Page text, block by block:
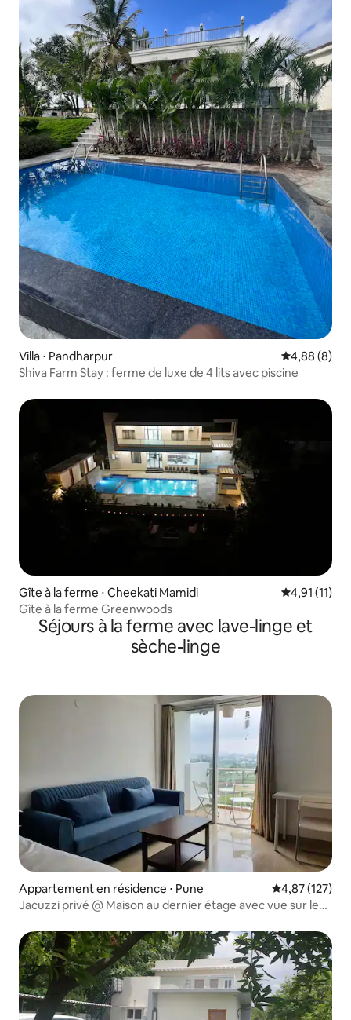
Villa ⋅ Pandharpur Évaluation
4,88 (8)
Shiva Farm Stay : ferme de luxe de 4 lits avec piscine
Gîte à la ferme ⋅ Cheekati Mamidi Évaluation
4,91 (11)
Gîte à la ferme Greenwoods
Séjours à la ferme avec lave-linge et
sèche-linge
Appartement en résidence ⋅ Pune Évaluation
4,87 (127)
Jacuzzi privé @ Maison au dernier étage avec vue sur le